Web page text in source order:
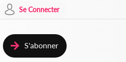
Se Connecter
S'abonner